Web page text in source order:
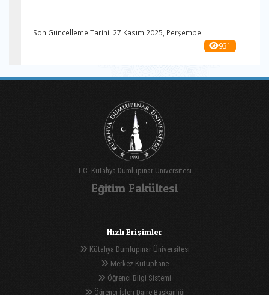
Son Güncelleme Tarihi: 27 Kasım 2025, Perşembe
931
T.C. Kütahya Dumlupınar Üniversitesi
Eğitim Fakültesi
Hızlı Erişimler
Kütahya Dumlupınar Üniversitesi
Merkez Kütüphane
Öğrenci Bilgi Sistemi
Öğrenci İşleri Daire Başkanlığı